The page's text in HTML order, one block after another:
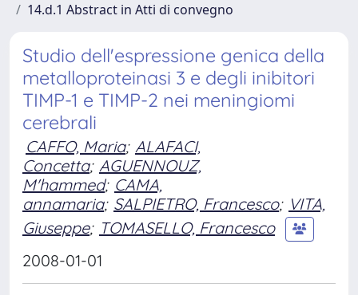
14.d.1 Abstract in Atti di convegno
Studio dell'espressione genica della
metalloproteinasi 3 e degli inibitori
TIMP-1 e TIMP-2 nei meningiomi
cerebrali
CAFFO, Maria; ALAFACI,
Concetta; AGUENNOUZ,
M'hammed; CAMA,
annamaria; SALPIETRO, Francesco; VITA,
Giuseppe; TOMASELLO, Francesco
2008-01-01